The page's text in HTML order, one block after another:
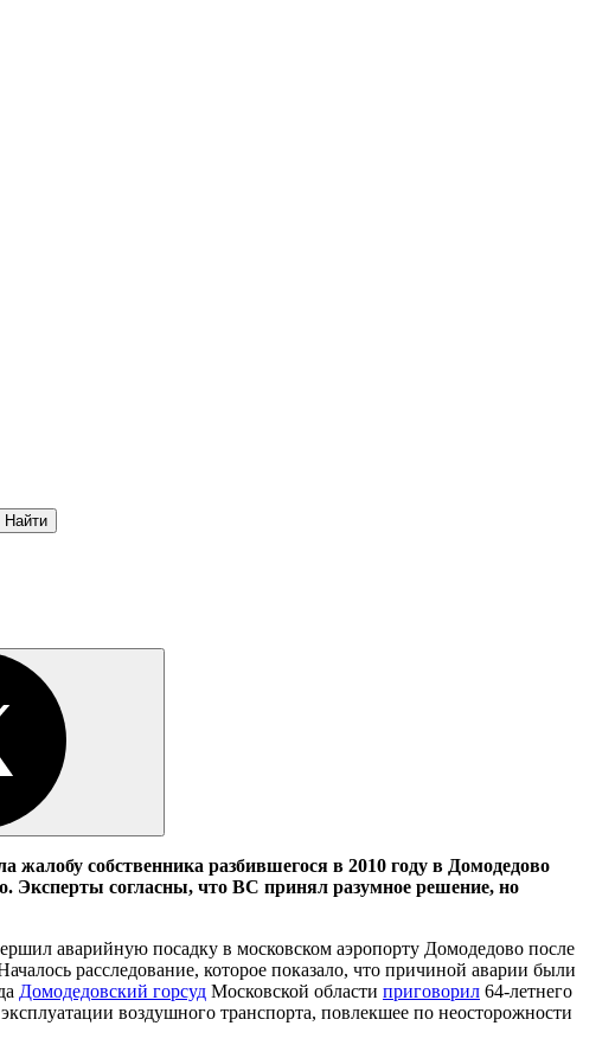
Найти
жалобу собственника разбившегося в 2010 году в Домодедово
Эксперты согласны, что ВС принял разумное решение, но
аварийную посадку в московском аэропорту Домодедово после
расследование, которое показало, что причиной аварии были
Домодедовский горсуд Московской области приговорил 64-летнего
воздушного транспорта, повлекшее по неосторожности